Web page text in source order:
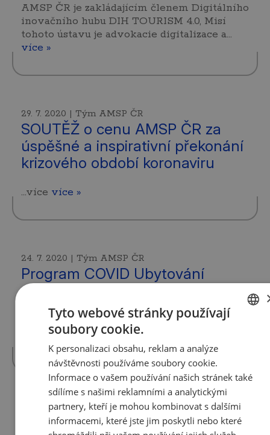
AMSP ČR je zakládajícím členem Digitálního
inovačního hubu DIH TOURISM 4.0, Misí
tohoto ústavu je advokacie digitalizace a…
více »
29. 7. 2020 | Tým AMSP ČR
SOUTĚŽ o cenu AMSP ČR za
úspěšné a inspirativní překonání
krizového období koronaviru
...více více »
24. 7. 2020 | Tým AMSP ČR
Program COVID Ubytování
MMR, které pomáhají občanům a
podnikatelům v boji proti dopadům
koronavirové…
více »
24. 7. 2020 | Tým AMSP ČR
Kompenzační bonus pro
Tyto webové stránky používají
soubory cookie.
K personalizaci obsahu, reklam a analýze
návštěvnosti používáme soubory cookie.
Informace o vašem používání našich stránek také
sdílíme s našimi reklamními a analytickými
partnery, kteří je mohou kombinovat s dalšími
informacemi, které jste jim poskytli nebo které